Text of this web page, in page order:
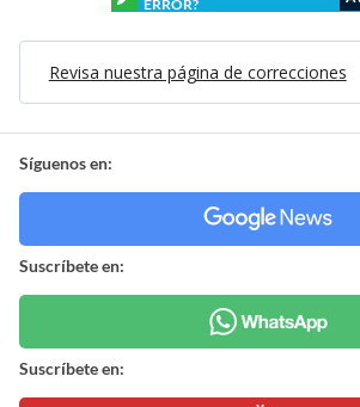
ERROR?
Revisa nuestra página de correcciones
Síguenos en:
Suscríbete en:
Suscríbete en: